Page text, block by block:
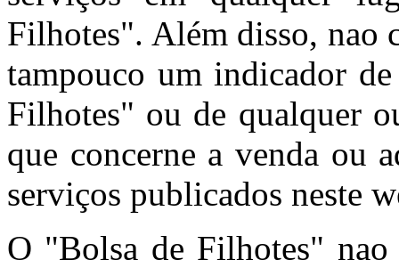
Filhotes". Além disso, nao
tampouco um indicador
Filhotes" ou de qualquer
que concerne a venda ou
serviços publicados neste
O "Bolsa de Filhotes" nao